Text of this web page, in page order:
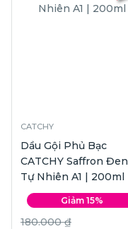
CATCHY
Dầu Gội Phủ Bạc
CATCHY Saffron Đen
Tự Nhiên A1 | 200ml
Giảm 15%
180.000 ₫